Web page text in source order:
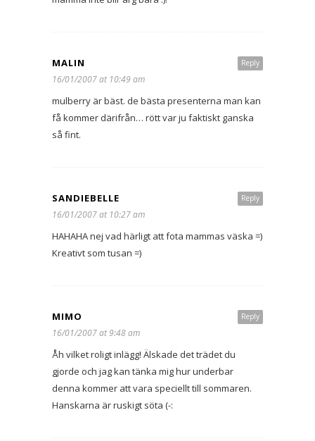
Reply
MALIN
16/01/2007 at 10:49 am
mulberry är bäst. de bästa presenterna man kan
få kommer därifrån… rött var ju faktiskt ganska
så fint.
Reply
SANDIEBELLE
16/01/2007 at 10:27 am
HAHAHA nej vad härligt att fota mammas väska =)
Kreativt som tusan =)
Reply
MIMO
16/01/2007 at 9:48 am
Åh vilket roligt inlägg! Älskade det trädet du
gjorde och jag kan tänka mig hur underbar
denna kommer att vara speciellt till sommaren.
Hanskarna är ruskigt söta (-: